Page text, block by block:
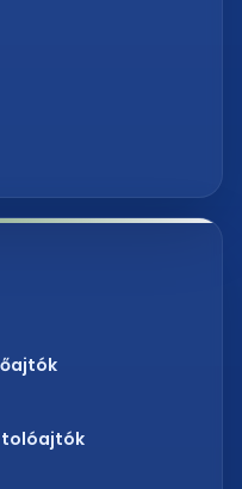
tolóajtók